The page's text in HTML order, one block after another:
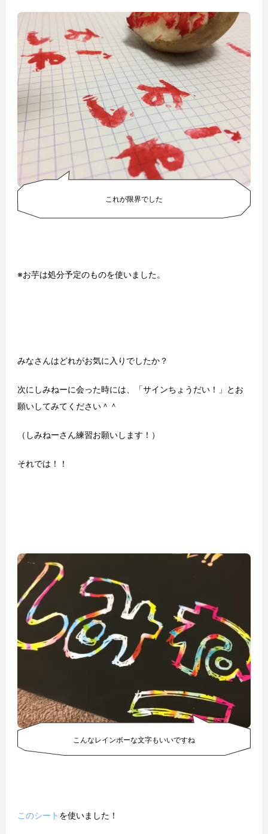
これが限界でした
※お芋は処分予定のものを使いました。
みなさんはどれがお気に入りでしたか？
次にしみねーに会った時には、「サインちょうだい！」とお
願いしてみてください＾＾
（しみねーさん練習お願いします！）
それでは！！
こんなレインボーな文字もいいですね
このシート を使いました！